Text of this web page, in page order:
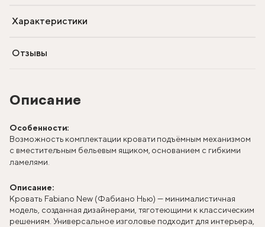
Описание
Особенности:
Возможность комплектации кровати подъёмным механизмом
с вместительным бельевым ящиком, основанием с гибкими
ламелями.
Описание:
Кровать Fabiano New (Фабиано Нью) — минималистичная
модель, созданная дизайнерами, тяготеющими к классическим
решениям. Универсальное изголовье подходит для интерьера,
Характеристики
Отзывы